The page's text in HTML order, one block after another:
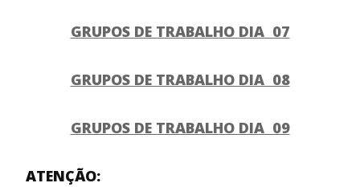
GRUPOS DE TRABALHO DIA 07
GRUPOS DE TRABALHO DIA 08
GRUPOS DE TRABALHO DIA 09
ATENÇÃO: